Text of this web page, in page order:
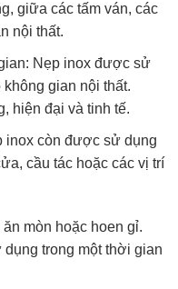
giữa các tấm ván, các
nội thất.
Nẹp inox được sử
gian nội thất.
hiện đại và tinh tế.
inox còn được sử dụng
cầu tác hoặc các vị trí
mòn hoặc hoen gỉ.
dụng trong một thời gian